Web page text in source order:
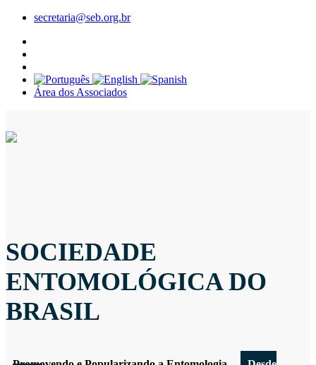
secretaria@seb.org.br
Área dos Associados
SOCIEDADE
ENTOMOLÓGICA DO
BRASIL